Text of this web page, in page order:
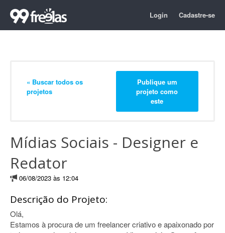
Login Cadastre-se
« Buscar todos os
projetos
Publique um
projeto como
este
Mídias Sociais - Designer e
Redator
06/08/2023 às 12:04
Descrição do Projeto:
Olá,
Estamos à procura de um freelancer criativo e apaixonado por